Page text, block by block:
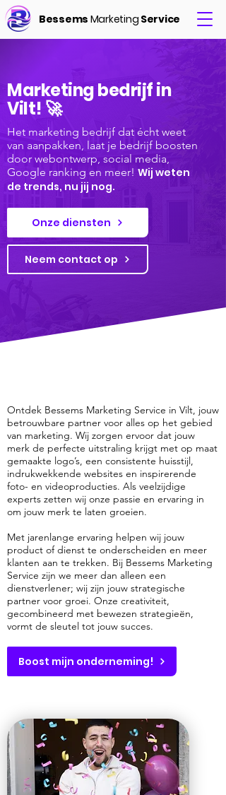
Bessems Marketing Service
Marketing bedrijf in
Vilt! 🚀
Het marketing bedrijf dat écht weet
van aanpakken, laat je bedrijf boosten
door webontwerp, social media,
Google ranking en meer! Wij weten
de trends, nu jij nog.
Onze diensten
Neem contact op
Ontdek Bessems Marketing Service in Vilt, jouw
betrouwbare partner voor alles op het gebied
van marketing. Wij zorgen ervoor dat jouw
merk de perfecte uitstraling krijgt met op maat
gemaakte logo’s, een consistente huisstijl,
indrukwekkende websites en inspirerende
foto- en videoproducties. Als veelzijdige
experts zetten wij onze passie en ervaring in
om jouw merk te laten groeien.
Met jarenlange ervaring helpen wij jouw
product of dienst te onderscheiden en meer
klanten aan te trekken. Bij Bessems Marketing
Service zijn we meer dan alleen een
dienstverlener; wij zijn jouw strategische
partner voor groei. Onze creativiteit,
gecombineerd met bewezen strategieën,
vormt de sleutel tot jouw succes.
Boost mijn onderneming!